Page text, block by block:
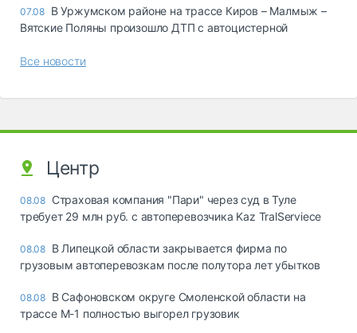
07.08 В Уржумском районе на трассе Киров – Малмыж –
Вятские Поляны произошло ДТП с автоцистерной
Все новости
Центр
08.08 Страховая компания "Пари" через суд в Туле
требует 29 млн руб. с автоперевозчика Kaz TralServiece
08.08 В Липецкой области закрывается фирма по
грузовым автоперевозкам после полутора лет убытков
08.08 В Сафоновском округе Смоленской области на
трассе М-1 полностью выгорел грузовик